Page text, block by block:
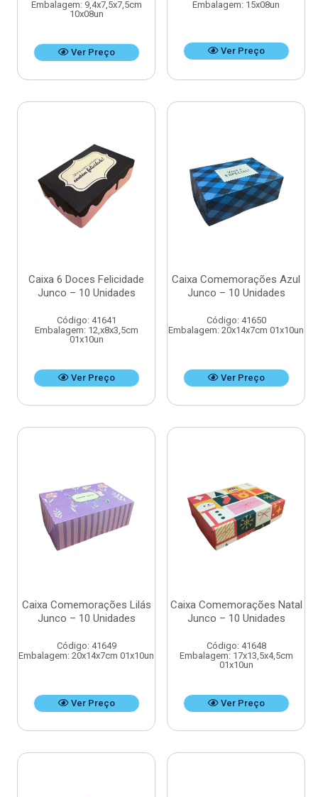
Embalagem: 9,4x7,5x7,5cm
10x08un
Ver Preço
Embalagem: 15x08un
Ver Preço
Caixa 6 Doces Felicidade
Junco – 10 Unidades
Código: 41641
Embalagem: 12,x8x3,5cm
01x10un
Ver Preço
Caixa Comemorações Azul
Junco – 10 Unidades
Código: 41650
Embalagem: 20x14x7cm 01x10un
Ver Preço
Caixa Comemorações Lilás
Junco – 10 Unidades
Código: 41649
Embalagem: 20x14x7cm 01x10un
Ver Preço
Caixa Comemorações Natal
Junco – 10 Unidades
Código: 41648
Embalagem: 17x13,5x4,5cm
01x10un
Ver Preço